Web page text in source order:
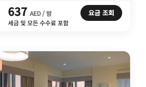
637 AED / 밤
세금 및 모든 수수료 포함
요금 조회